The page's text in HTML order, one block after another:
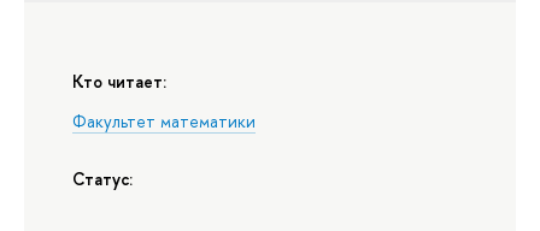
Кто читает:
Факультет математики
Статус: